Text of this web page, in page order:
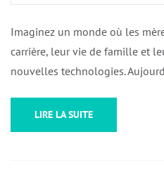
Imaginez un monde où les
carrière, leur vie de famille et
nouvelles technologies.
LIRE LA SUITE